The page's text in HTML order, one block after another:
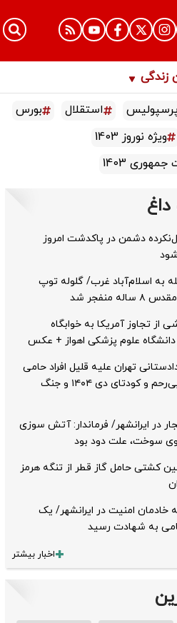
زندگی
استقلال
بورس
ویژه نوروز 1403
1403
دشمن در پاکدشت امروز
به اسلام‌آباد غرب/ گلوله توپ
منفجر شد
از تجاوز آمریکا به خوابگاه
علوم پزشکی اهواز + عکس
تهران علیه قلیل افراد حامی
محکومان بی‌رحم و کودتای دی‌ ۱۴۰۴ و جنگ
در ایرانشهر/ فرماندار: آتش سوزی
سوخت، علت دود بود
کشتی حامل گاز قطر از تنگه هرمز
خادمان امنیت در ایرانشهر/ یک
به شهادت رسید
اخبار بیشتر